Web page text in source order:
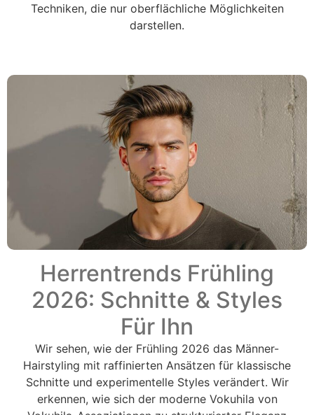
Techniken, die nur oberflächliche Möglichkeiten
darstellen.
Herrentrends Frühling
2026: Schnitte & Styles
Für Ihn
Wir sehen, wie der Frühling 2026 das Männer-
Hairstyling mit raffinierten Ansätzen für klassische
Schnitte und experimentelle Styles verändert. Wir
erkennen, wie sich der moderne Vokuhila von